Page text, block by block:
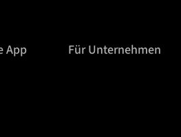
App Für Unternehmen